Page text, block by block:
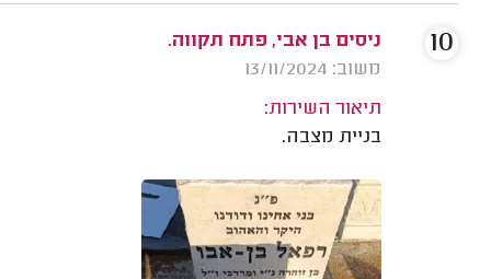
ניסים בן אבי, פתח תקווה.
משוב: 13/11/2024
תיאור השירות:
בניית מצבה.
10